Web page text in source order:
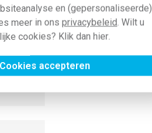
en (gepersonaliseerde)
meer in ons privacybeleid. Wilt u
cookies? Klik dan hier.
Cookies accepteren